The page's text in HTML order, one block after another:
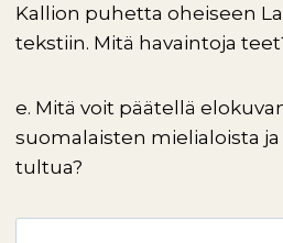
Kallion puhetta oheiseen
tekstiin. Mitä havaintoja
e. Mitä voit päätellä
suomalaisten mielialoista
tultua?